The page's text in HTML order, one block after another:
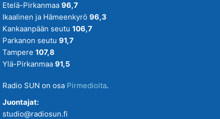
Etelä-Pirkanmaa 96,7
Ikaalinen ja Hämeenkyrö 96,3
Kankaanpään seutu 106,7
Parkanon seutu 91,7
Tampere 107,8
Ylä-Pirkanmaa 91,5
Radio SUN on osa Pirmedioita.
Juontajat:
studio@radiosun.fi